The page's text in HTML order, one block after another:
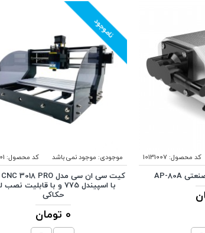
کد محصول:10131007
ناموجود
موجودی: موجود نمی باشد کد محصول:
با اسپیندل 775 و با قابلیت
حکاکی
0 تومان